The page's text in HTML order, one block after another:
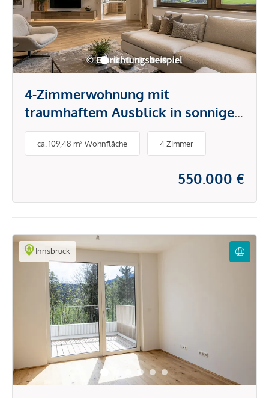
4-Zimmerwohnung mit
traumhaftem Ausblick in sonniger
Ruhelage
ca. 109,48 m² Wohnfläche 4 Zimmer
550.000 €
Innsbruck